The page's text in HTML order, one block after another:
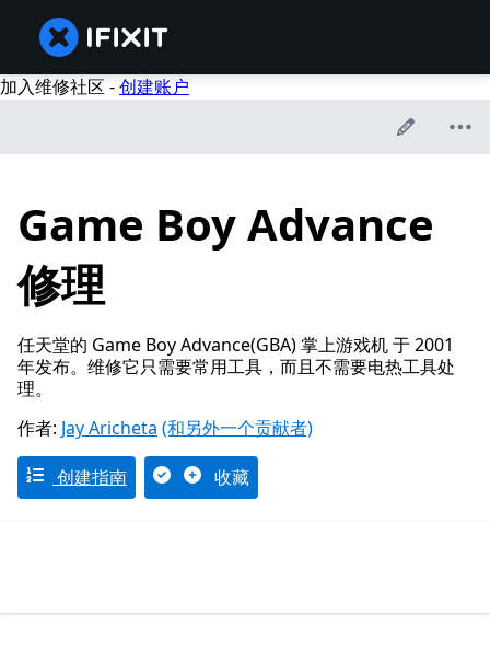
加入维修社区 -创建账户
Game Boy Advance
修理
任天堂的 Game Boy Advance(GBA) 掌上游戏机 于 2001
年发布。维修它只需要常用工具，而且不需要电热工具处
理。
作者: Jay Aricheta (和另外一个贡献者)
创建指南 收藏